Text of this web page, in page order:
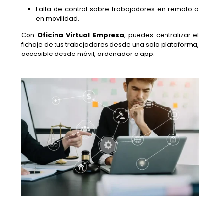
Falta de control sobre trabajadores en remoto o
en movilidad.
Con Oficina Virtual Empresa, puedes centralizar el
fichaje de tus trabajadores desde una sola plataforma,
accesible desde móvil, ordenador o app.